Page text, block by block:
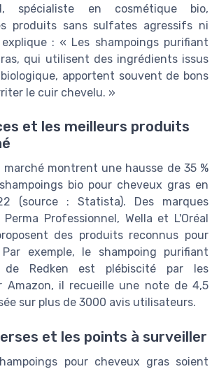
spécialiste en cosmétique bio,
produits sans sulfates agressifs ni
explique : « Les shampoings purifiant
qui utilisent des ingrédients issus
apportent souvent de bons
le cuir chevelu. »
et les meilleurs produits
marché montrent une hausse de 35 %
bio pour cheveux gras en
(source : Statista). Des marques
Professionnel, Wella et L'Oréal
des produits reconnus pour
exemple, le shampoing purifiant
de Redken est plébiscité par les
Amazon, il recueille une note de 4,5
sur plus de 3000 avis utilisateurs.
et les points à surveiller
pour cheveux gras soient